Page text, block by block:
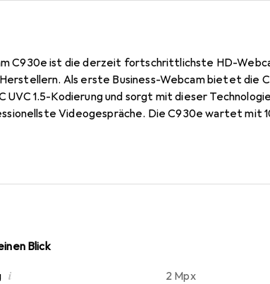
C930e ist die derzeit fortschrittlichste HD-
Als erste Business-Webcam bietet die
UVC 1.5-Kodierung und sorgt mit dieser
Videogespräche. Die C930e wartet mit
selbst bei schlechten Lichtverhältnissen.
Blick
i 2 Mpx